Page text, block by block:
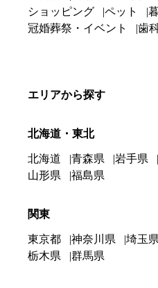
ショッピング
ペット
冠婚葬祭・イベント
歯
エリアから探す
北海道・東北
北海道 青森県 岩手県
山形県
福島県
関東
東京都 神奈川県 埼玉県
栃木県
群馬県